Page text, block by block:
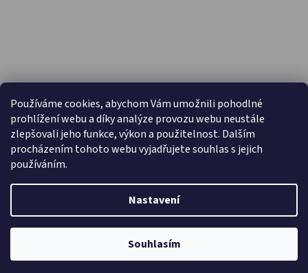
Používáme cookies, abychom Vám umožnili pohodlné
prohlížení webu a díky analýze provozu webu neustále
zlepšovali jeho funkce, výkon a použitelnost. Dalším
procházením tohoto webu vyjadřujete souhlas s jejich
používáním.
Nastavení
Souhlasím
PŘIJÍMÁME ONLINE PLATBY
Vytvořil Shoptet
Copyright 2026Capáčky.com. Všechna práva vyhrazena.